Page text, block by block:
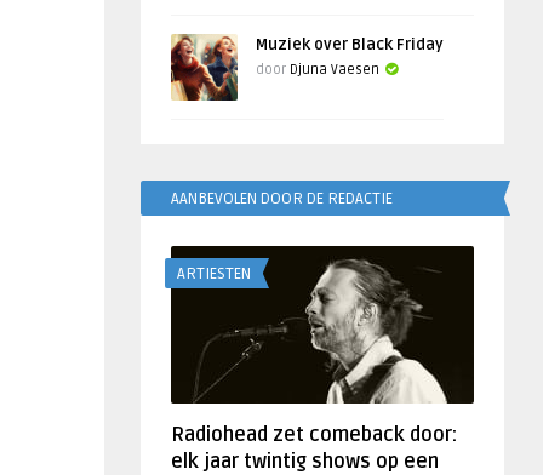
Muziek over Black Friday
door Djuna Vaesen
AANBEVOLEN DOOR DE REDACTIE
ARTIESTEN
Radiohead zet comeback door:
elk jaar twintig shows op een